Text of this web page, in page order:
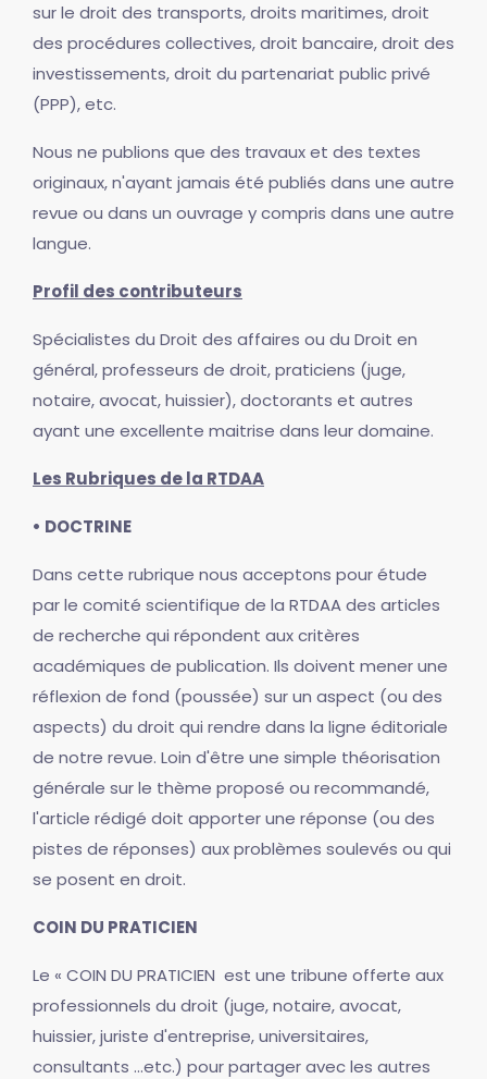
sur le droit des transports, droits maritimes, droit
des procédures collectives, droit bancaire, droit des
investissements, droit du partenariat public privé
(PPP), etc.
Nous ne publions que des travaux et des textes
originaux, n'ayant jamais été publiés dans une autre
revue ou dans un ouvrage y compris dans une autre
langue.
Profil des contributeurs
Spécialistes du Droit des affaires ou du Droit en
général, professeurs de droit, praticiens (juge,
notaire, avocat, huissier), doctorants et autres
ayant une excellente maitrise dans leur domaine.
Les Rubriques de la RTDAA
• DOCTRINE
Dans cette rubrique nous acceptons pour étude
par le comité scientifique de la RTDAA des articles
de recherche qui répondent aux critères
académiques de publication. Ils doivent mener une
réflexion de fond (poussée) sur un aspect (ou des
aspects) du droit qui rendre dans la ligne éditoriale
de notre revue. Loin d'être une simple théorisation
générale sur le thème proposé ou recommandé,
l'article rédigé doit apporter une réponse (ou des
pistes de réponses) aux problèmes soulevés ou qui
se posent en droit.
COIN DU PRATICIEN
Le « COIN DU PRATICIEN est une tribune offerte aux
professionnels du droit (juge, notaire, avocat,
huissier, juriste d'entreprise, universitaires,
consultants ...etc.) pour partager avec les autres